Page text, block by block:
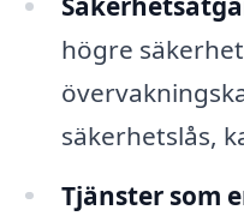
högre
säkerhetslås,
Tjänster som